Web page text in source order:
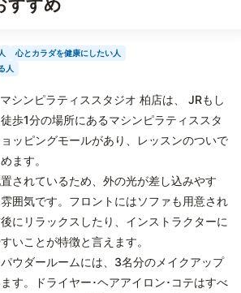
すすめ
心とカラダを健康にしたい人
人
シンピラティススタジオ 柏店は、 JRもし
歩1分の場所にあるマシンピラティススタ
ッピングモールがあり、レッスンのついで
ます。
されているため、外の光が差し込みやす
囲気です。フロントにはソファも用意され
にリラックスしたり、インストラクターに
いことが特徴と言えます。
ウダールームには、3名分のメイクアップ
す。ドライヤー･ヘアアイロン･コテはすべ